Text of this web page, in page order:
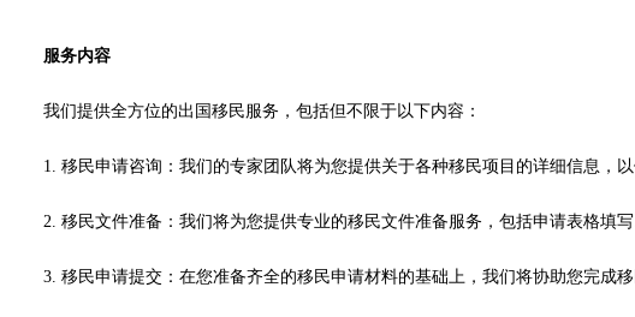
服务内容
我们提供全方位的出国移民服务，包括但不限于以下内容：
1. 移民申请咨询：我们的专家团队将为您提供关于各种移民项目的详细信息，
2. 移民文件准备：我们将为您提供专业的移民文件准备服务，包括申请表格填
3. 移民申请提交：在您准备齐全的移民申请材料的基础上，我们将协助您完成